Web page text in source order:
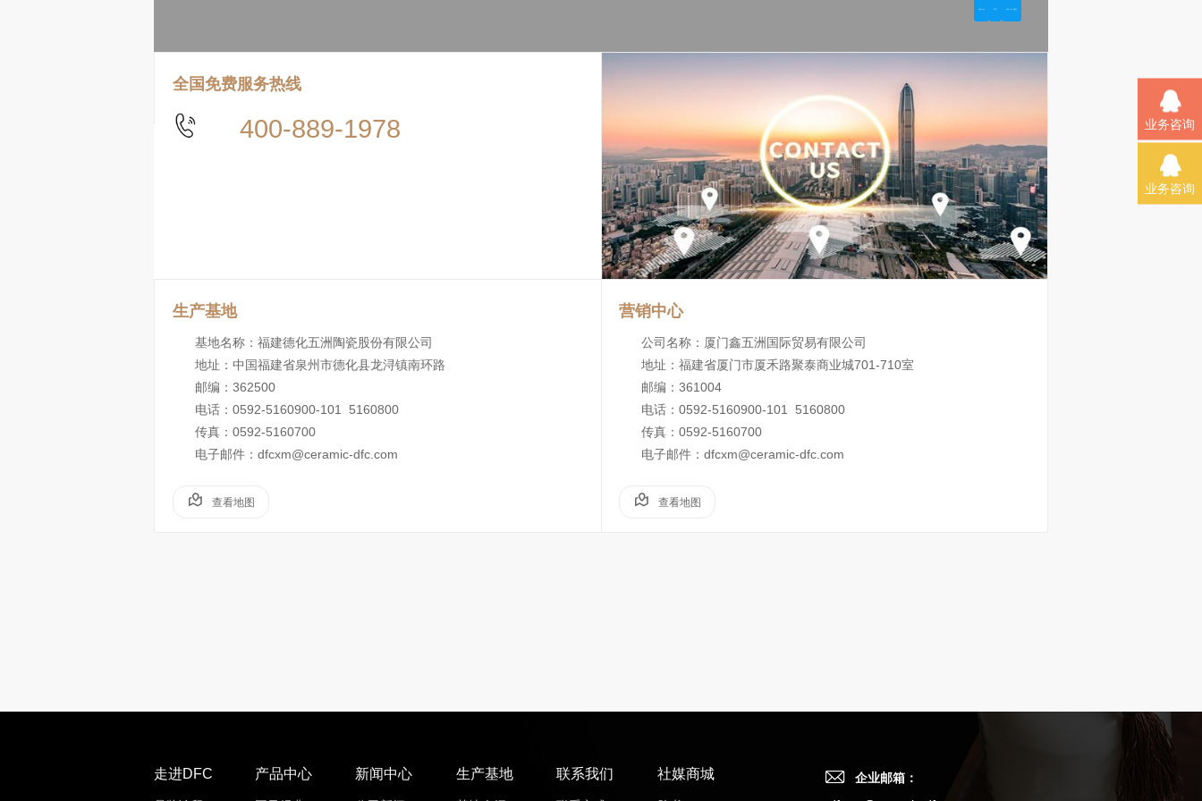
业务咨询
业务咨询
全国免费服务热线
400-889-1978
生产基地
基地名称：福建德化五洲陶瓷股份有限公司
地址：中国福建省泉州市德化县龙浔镇南环路
邮编：362500
电话：0592-5160900-101 5160800
传真：0592-5160700
电子邮件：dfcxm@ceramic-dfc.com
查看地图
营销中心
公司名称：厦门鑫五洲国际贸易有限公司
地址：福建省厦门市厦禾路聚泰商业城701-710室
邮编：361004
电话：0592-5160900-101 5160800
传真：0592-5160700
电子邮件：dfcxm@ceramic-dfc.com
查看地图
走进DFC 产品中心 新闻中心 生产基地 联系我们 社媒商城
企业邮箱：